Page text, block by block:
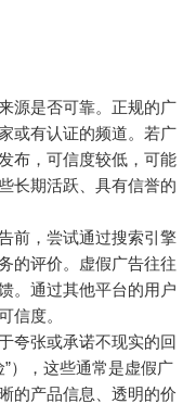
源是否可靠。正规的广
或有认证的频道。若广
布，可信度较低，可能
长期活跃、具有信誉的
前，尝试通过搜索引擎
的评价。虚假广告往往
。通过其他平台的用户
信度。
夸张或承诺不现实的回
”），这些通常是虚假广
的产品信息、透明的价